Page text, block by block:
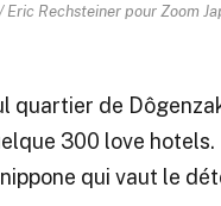
Eric Rechsteiner pour Zoom
quartier de
300 love hotels.
qui vaut le